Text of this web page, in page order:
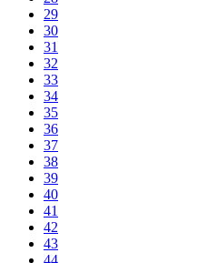
29
30
31
32
33
34
35
36
37
38
39
40
41
42
43
44